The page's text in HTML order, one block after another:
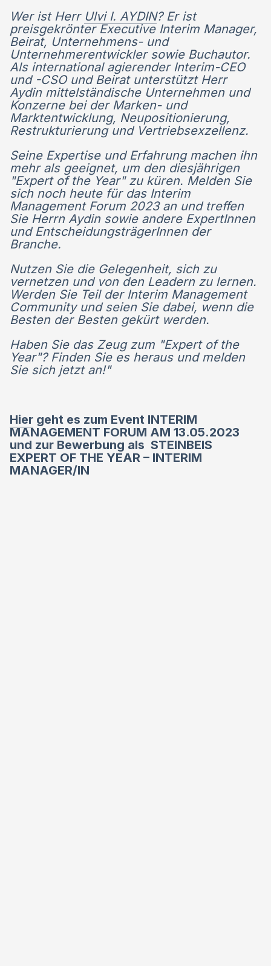
Wer ist Herr Ulvi I. AYDIN? Er ist
preisgekrönter Executive Interim Manager,
Beirat, Unternehmens- und
Unternehmerentwickler sowie Buchautor.
Als international agierender Interim-CEO
und -CSO und Beirat unterstützt Herr
Aydin mittelständische Unternehmen und
Konzerne bei der Marken- und
Marktentwicklung, Neupositionierung,
Restrukturierung und Vertriebsexzellenz.
Seine Expertise und Erfahrung machen ihn
mehr als geeignet, um den diesjährigen
"Expert of the Year" zu küren. Melden Sie
sich noch heute für das Interim
Management Forum 2023 an und treffen
Sie Herrn Aydin sowie andere ExpertInnen
und EntscheidungsträgerInnen der
Branche.
Nutzen Sie die Gelegenheit, sich zu
vernetzen und von den Leadern zu lernen.
Werden Sie Teil der Interim Management
Community und seien Sie dabei, wenn die
Besten der Besten gekürt werden.
Haben Sie das Zeug zum "Expert of the
Year"? Finden Sie es heraus und melden
Sie sich jetzt an!"
Hier geht es zum Event INTERIM
MANAGEMENT FORUM AM 13.05.2023
und zur Bewerbung als STEINBEIS
EXPERT OF THE YEAR – INTERIM
MANAGER/IN